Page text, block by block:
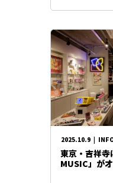
2025.10.9 |
東京・吉祥
MUSIC」が